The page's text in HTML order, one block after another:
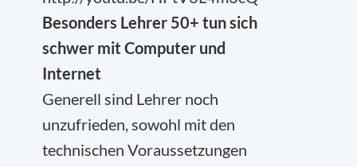
Besonders Lehrer 50+ tun sich
schwer mit Computer und
Internet
Generell sind Lehrer noch
unzufrieden, sowohl mit den
technischen Voraussetzungen